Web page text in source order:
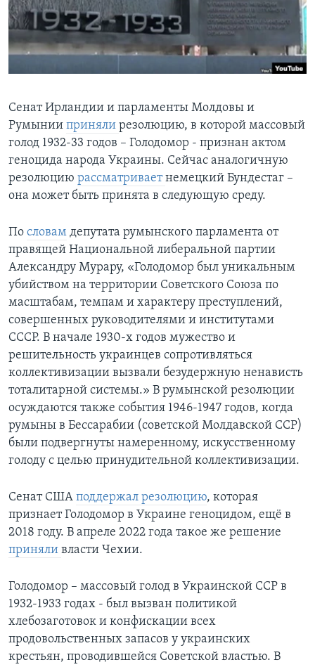
Learning English
Языки
Сенат Ирландии и парламенты Молдовы и
Румынии приняли резолюцию, в которой массовый
голод 1932-33 годов – Голодомор - признан актом
геноцида народа Украины. Сейчас аналогичную
резолюцию рассматриваетнемецкий Бундестаг –
она может быть принята в следующую среду.
По словам депутата румынского парламента от
правящей Национальной либеральной партии
Александру Мурару, «Голодомор был уникальным
убийством на территории Советского Союза по
масштабам, темпам и характеру преступлений,
совершенных руководителями и институтами
СССР. В начале 1930-х годов мужество и
решительность украинцев сопротивляться
коллективизации вызвали безудержную ненависть
тоталитарной системы.» В румынской резолюции
осуждаются также события 1946-1947 годов, когда
румыны в Бессарабии (советской Молдавской ССР)
были подвергнуты намеренному, искусственному
голоду с целью принудительной коллективизации.
Сенат США поддержал резолюцию, которая
признает Голодомор в Украине геноцидом, ещё в
2018 году. В апреле 2022 года такое же решение
приняли власти Чехии.
Голодомор – массовый голод в Украинской ССР в
1932-1933 годах - был вызван политикой
хлебозаготовок и конфискации всех
продовольственных запасов у украинских
крестьян, проводившейся Советской властью. В